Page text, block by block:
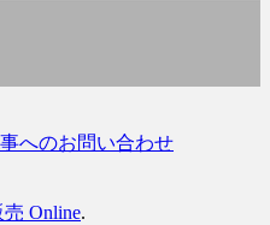
へのお問い合わせ
Online.